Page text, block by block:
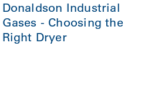
Donaldson Industrial
Gases - Choosing the
Right Dryer